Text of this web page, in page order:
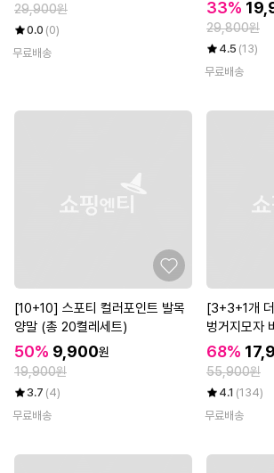
29,900원
0.0 (0)
무료배송
33%
29,800원
4.5 (13)
무료배송
[10+10] 스포티 컬러포인트 발목
양말 (총 20켤레세트)
50% 9,900원
19,900원
3.7 (4)
무료배송
[3+3+1개
벙거지모자
개입)
68%
55,900원
4.1 (134)
무료배송